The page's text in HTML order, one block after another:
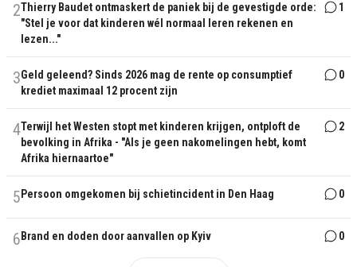
2Thierry Baudet ontmaskert de paniek bij de gevestigde orde:
"Stel je voor dat kinderen wél normaal leren rekenen en
lezen..."
1
3Geld geleend? Sinds 2026 mag de rente op consumptief
krediet maximaal 12 procent zijn
0
4Terwijl het Westen stopt met kinderen krijgen, ontploft de
bevolking in Afrika - "Als je geen nakomelingen hebt, komt
Afrika hiernaartoe"
2
5 Persoon omgekomen bij schietincident in Den Haag 0
6 Brand en doden door aanvallen op Kyiv 0